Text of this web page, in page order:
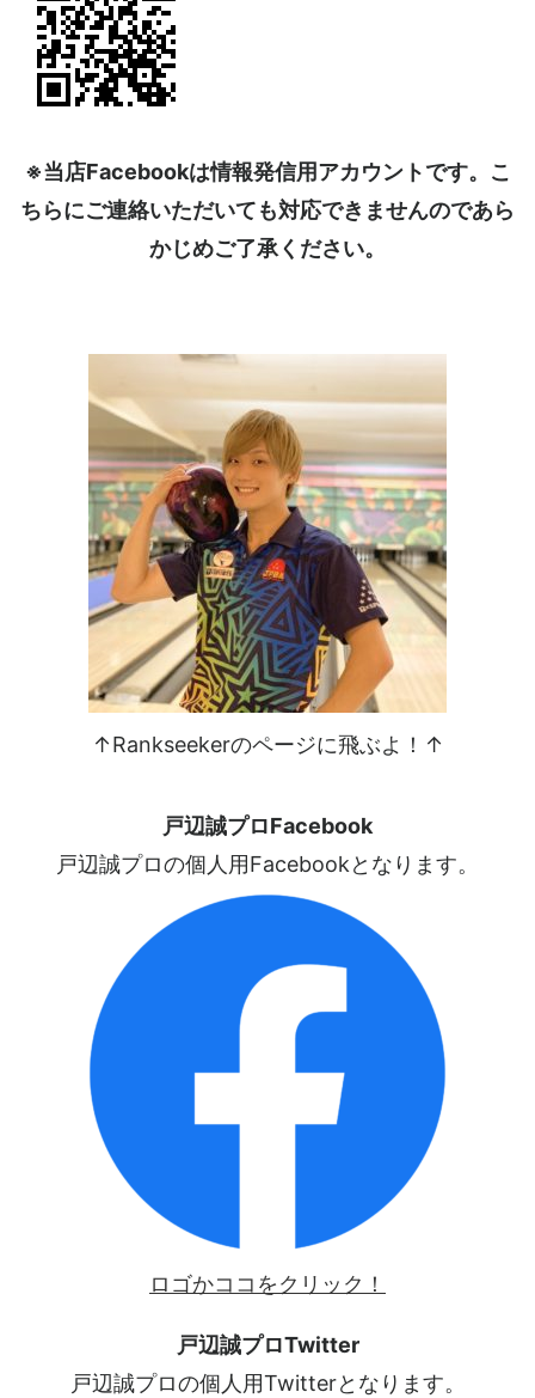
※当店Facebookは情報発信用アカウントです。こ
ちらにご連絡いただいても対応できませんのであら
かじめご了承ください。
↑Rankseekerのページに飛ぶよ！↑
戸辺誠プロFacebook
戸辺誠プロの個人用Facebookとなります。
ロゴかココをクリック！
戸辺誠プロTwitter
戸辺誠プロの個人用Twitterとなります。